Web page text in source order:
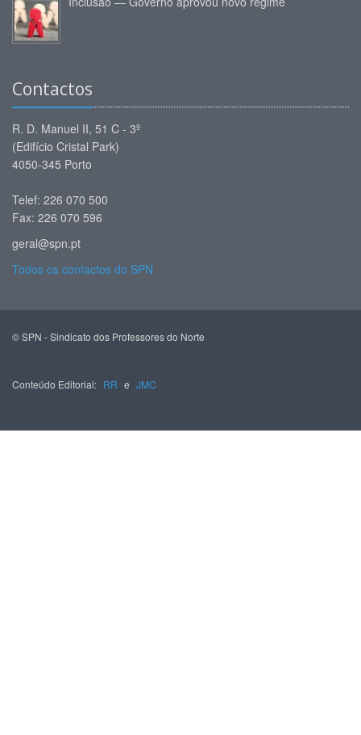
Contactos
R. D. Manuel II, 51 C - 3º
(Edifício Cristal Park)
4050-345 Porto
Telef: 226 070 500
Fax: 226 070 596
geral@spn.pt
Todos os contactos do SPN
© SPN - Sindicato dos Professores do Norte
Conteúdo Editorial: RR e JMC